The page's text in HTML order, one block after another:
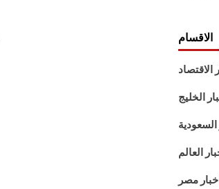
الاقسام
الاقتصاد
الخليج
السعودية
العالم
مصر